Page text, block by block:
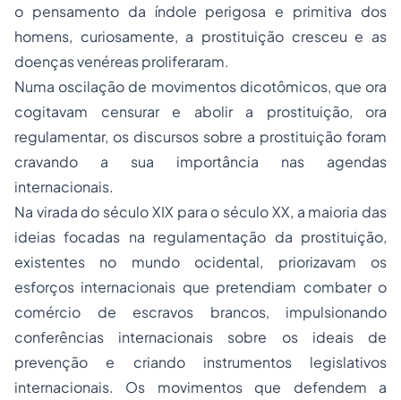
o pensamento da índole perigosa e primitiva dos
homens, curiosamente, a prostituição cresceu e as
doenças venéreas proliferaram.
Numa oscilação de movimentos dicotômicos, que ora
cogitavam censurar e abolir a prostituição, ora
regulamentar, os discursos sobre a prostituição foram
cravando a sua importância nas agendas
internacionais.
Na virada do século XIX para o século XX, a maioria das
ideias focadas na regulamentação da prostituição,
existentes no mundo ocidental, priorizavam os
esforços internacionais que pretendiam combater o
comércio de escravos brancos, impulsionando
conferências internacionais sobre os ideais de
prevenção e criando instrumentos legislativos
internacionais. Os movimentos que defendem a